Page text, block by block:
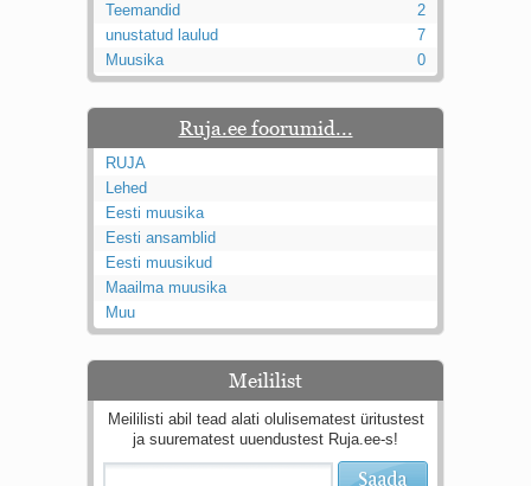
Teemandid
2
unustatud laulud
7
Muusika
0
Ruja.ee foorumid...
RUJA
Lehed
Eesti muusika
Eesti ansamblid
Eesti muusikud
Maailma muusika
Muu
Meililist
Meililisti abil tead alati olulisematest üritustest
ja suurematest uuendustest Ruja.ee-s!